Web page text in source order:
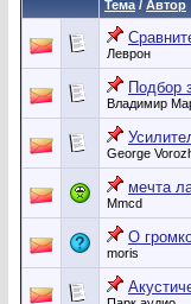
Тема / Автор
Леврон
Подбор
Владимир
George
мечта
Mmcd
О
moris